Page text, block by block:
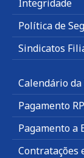
Integridade
Política de
Sindicatos
Calendário
Pagamento
Pagamento a
Contratações